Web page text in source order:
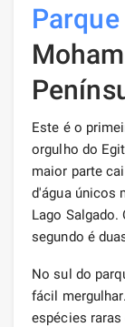
Este é o
orgulho do
maior parte
d'água únicos
Lago
segundo é
No sul do
fácil
espécies